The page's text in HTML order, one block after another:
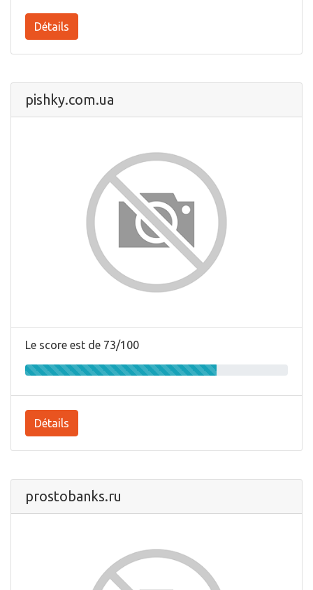
Détails
pishky.com.ua
Le score est de 73/100
Détails
prostobanks.ru